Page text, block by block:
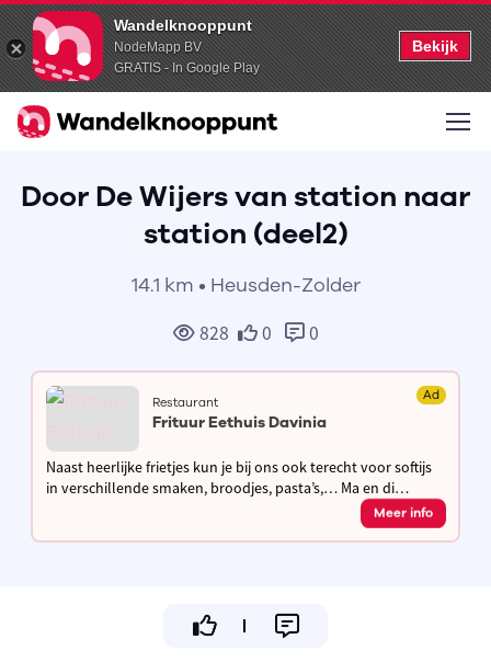
Wandelknooppunt
NodeMapp BV
GRATIS - In Google Play
Bekijk
Door De Wijers van station naar
station (deel2)
14.1 km • Heusden-Zolder
828 0 0
Restaurant Ad
Frituur Eethuis Davinia
Naast heerlijke frietjes kun je bij ons ook terecht voor softijs
in verschillende smaken, broodjes, pasta’s,… Ma en di
gesloten, andere dagen open van 11.30u tot 13.30u en van
Meer info